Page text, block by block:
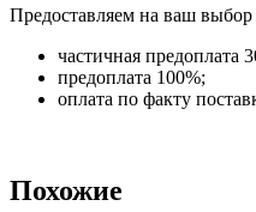
Предоставляем на ваш
частичная предоплата
предоплата 100%;
оплата по факту
Похожие